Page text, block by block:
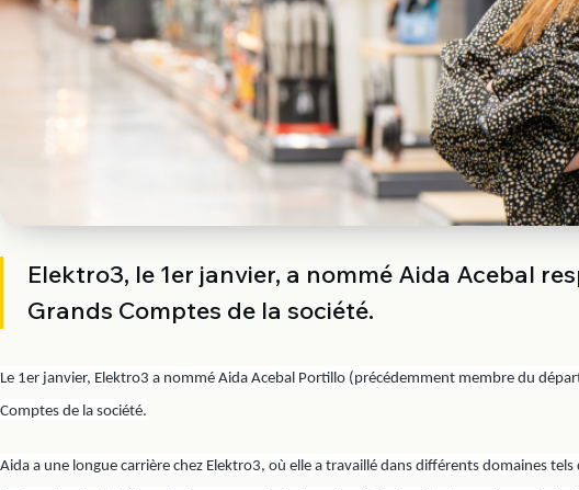
Elektro3, le 1er janvier, a nommé Aida Acebal
Grands Comptes de la société.
Le 1er janvier, Elektro3 a nommé Aida Acebal Portillo (précédemment membre du
Comptes de la société.
Aida a une longue carrière chez Elektro3, où elle a travaillé dans différents domaines